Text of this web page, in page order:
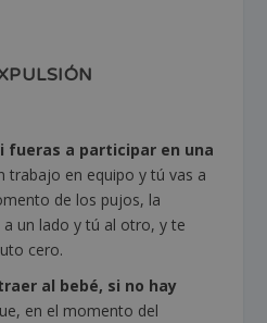
fueras a participar en una
trabajo en equipo y tú vas a
de los pujos, la
un lado y tú al otro, y te
cero.
al bebé, si no hay
en el momento del